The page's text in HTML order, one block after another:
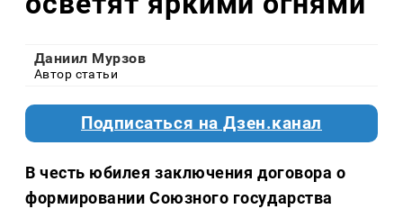
Даниил Мурзов
Автор статьи
Подписаться на Дзен.канал
В честь юбилея заключения договора о
формировании Союзного государства